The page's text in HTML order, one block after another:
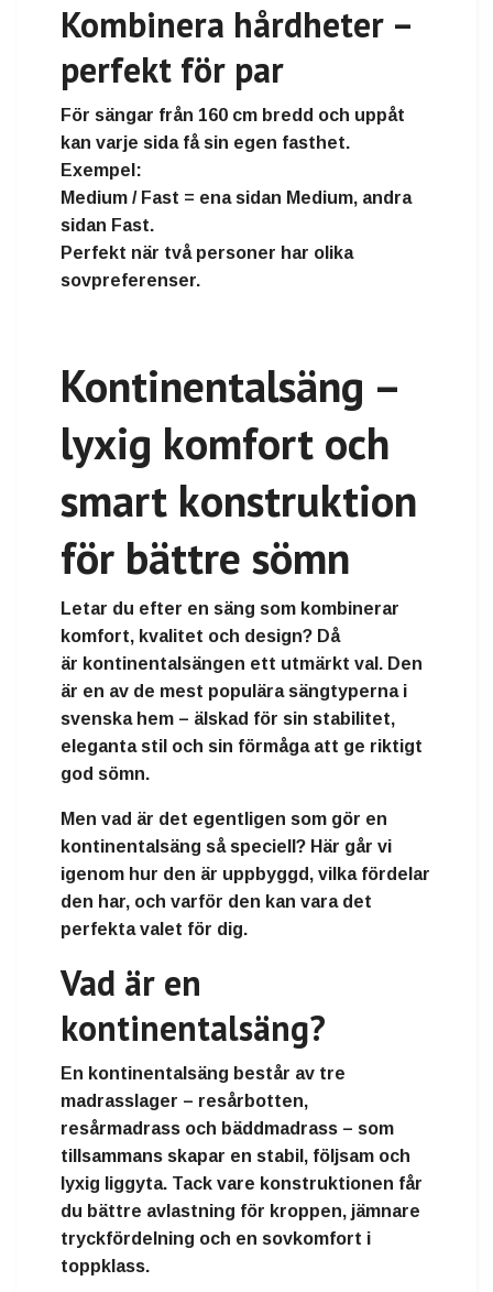
Kombinera hårdheter –
perfekt för par
För sängar från 160 cm bredd och uppåt
kan varje sida få sin egen fasthet.
Exempel:
Medium / Fast = ena sidan Medium, andra
sidan Fast.
Perfekt när två personer har olika
sovpreferenser.
Kontinentalsäng –
lyxig komfort och
smart konstruktion
för bättre sömn
Letar du efter en säng som kombinerar
komfort, kvalitet och design? Då
är kontinentalsängen ett utmärkt val. Den
är en av de mest populära sängtyperna i
svenska hem – älskad för sin stabilitet,
eleganta stil och sin förmåga att ge riktigt
god sömn.
Men vad är det egentligen som gör en
kontinentalsäng så speciell? Här går vi
igenom hur den är uppbyggd, vilka fördelar
den har, och varför den kan vara det
perfekta valet för dig.
Vad är en
kontinentalsäng?
En kontinentalsäng består av tre
madrasslager – resårbotten,
resårmadrass och bäddmadrass – som
tillsammans skapar en stabil, följsam och
lyxig liggyta. Tack vare konstruktionen får
du bättre avlastning för kroppen, jämnare
tryckfördelning och en sovkomfort i
toppklass.